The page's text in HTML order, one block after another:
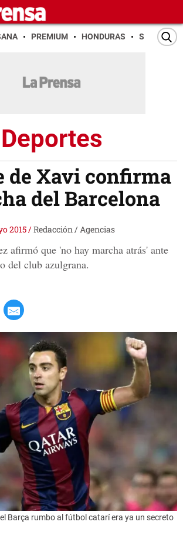
PREMIUM HONDURAS SAN PEDRO
Deportes
de Xavi confirma
del Barcelona
2015/Redacción / Agencias
afirmó que 'no hay marcha atrás' ante
del club azulgrana.
Barça rumbo al fútbol catarí era ya un secreto